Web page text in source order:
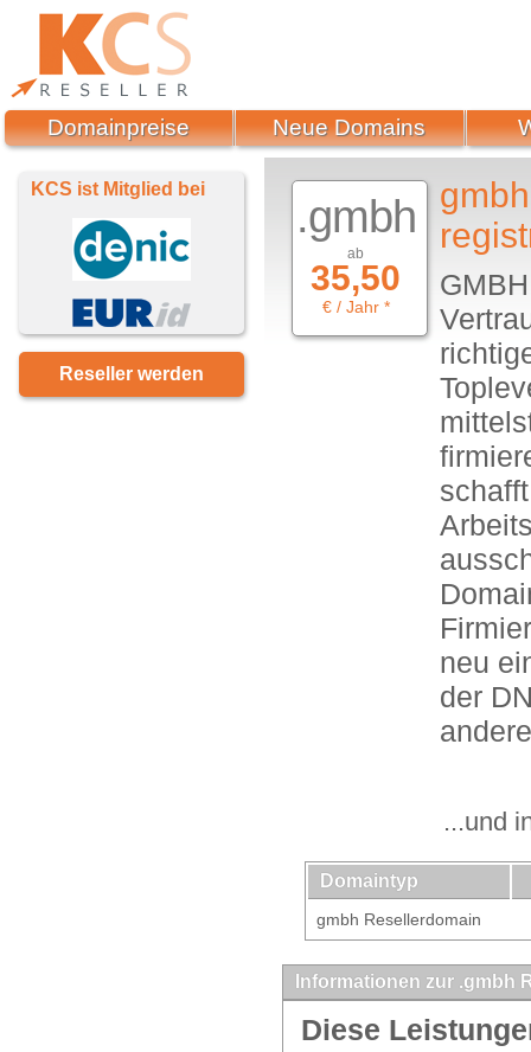
.gmbh
ab
35,50
€ / Jahr *
neu
der
...und
Domaintyp
gmbh Resellerdomain
Informationen zur .gmbh
Diese
KCS ist Mitglied bei
Reseller werden
Domainpreise Neue Domains